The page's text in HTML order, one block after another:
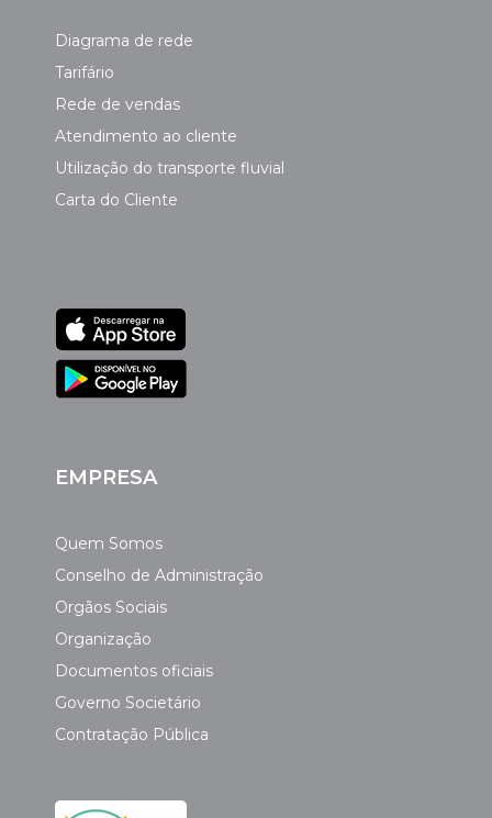
Diagrama de rede
Tarifário
Rede de vendas
Atendimento ao cliente
Utilização do transporte fluvial
Carta do Cliente
EMPRESA
Quem Somos
Conselho de Administração
Orgãos Sociais
Organização
Documentos oficiais
Governo Societário
Contratação Pública